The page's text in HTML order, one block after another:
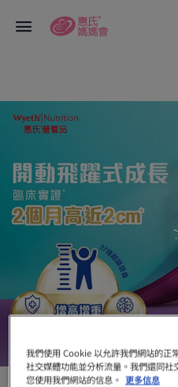
我們使用 Cookie 以允許我們網站的正
社交媒體功能並分析流量。我們還同
您使用我們網站的信息。 更多信息